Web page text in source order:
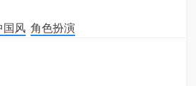
国风 角色扮演